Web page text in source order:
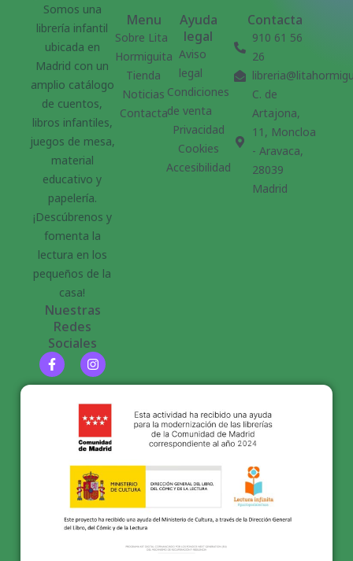
Somos una
librería infantil
ubicada en
Madrid con un
amplio catálogo
de cuentos,
libros infantiles,
juegos de mesa,
material
educativo y
papelería.
¡Descúbrenos y
fomenta la
lectura en los
pequeños de la
casa!
Nuestras
Redes
Sociales
Menu
Sobre Lita
Hormiguita
Tienda
Noticias
Contacta
Ayuda
legal
Aviso
legal
Condiciones
de venta
Privacidad
Cookies
Accesibilidad
Contacta
910 61 56
26
C. de
Artajona,
11, Moncloa
- Aravaca,
28039
Madrid